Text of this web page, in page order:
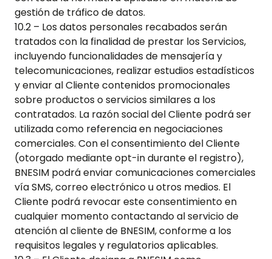
gestión de tráfico de datos.
10.2 – Los datos personales recabados serán
tratados con la finalidad de prestar los Servicios,
incluyendo funcionalidades de mensajería y
telecomunicaciones, realizar estudios estadísticos
y enviar al Cliente contenidos promocionales
sobre productos o servicios similares a los
contratados. La razón social del Cliente podrá ser
utilizada como referencia en negociaciones
comerciales. Con el consentimiento del Cliente
(otorgado mediante opt-in durante el registro),
BNESIM podrá enviar comunicaciones comerciales
vía SMS, correo electrónico u otros medios. El
Cliente podrá revocar este consentimiento en
cualquier momento contactando al servicio de
atención al cliente de BNESIM, conforme a los
requisitos legales y regulatorios aplicables.